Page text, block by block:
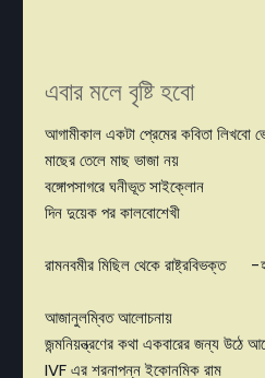
এবার মলে বৃষ্টি হবো
আগামীকাল একটা প্রেমের কবিতা লিখবো
মাছের তেলে মাছ ভাজা নয়
বঙ্গোপসাগরে ঘনীভূত সাইক্লোন
দিন দুয়েক পর কালবোশেখী
রামনবমীর মিছিল থেকে রাষ্ট্রবিভক্ত
আজানুলম্বিত আলোচনায়
জন্মনিয়ন্ত্রণের কথা একবারের জন্য উঠে
IVF এর শরনাপন্ন ইকোনমিক রাম